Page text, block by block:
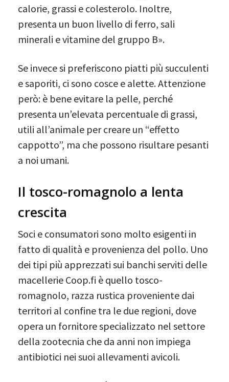
calorie, grassi e colesterolo. Inoltre,
presenta un buon livello di ferro, sali
minerali e vitamine del gruppo B».
Se invece si preferiscono piatti più succulenti
e saporiti, ci sono cosce e alette. Attenzione
però: è bene evitare la pelle, perché
presenta un’elevata percentuale di grassi,
utili all’animale per creare un “effetto
cappotto”, ma che possono risultare pesanti
a noi umani.
Il tosco-romagnolo a lenta
crescita
Soci e consumatori sono molto esigenti in
fatto di qualità e provenienza del pollo. Uno
dei tipi più apprezzati sui banchi serviti delle
macellerie Coop.fi è quello tosco-
romagnolo, razza rustica proveniente dai
territori al confine tra le due regioni, dove
opera un fornitore specializzato nel settore
della zootecnia che da anni non impiega
antibiotici nei suoi allevamenti avicoli.